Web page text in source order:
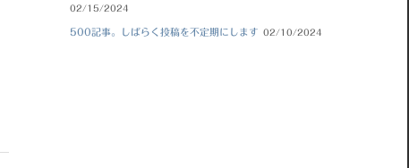
02/15/2024
500記事。しばらく投稿を不定期にします 02/10/2024